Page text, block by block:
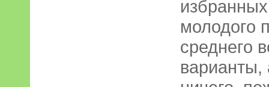
молодого
среднего
варианты,